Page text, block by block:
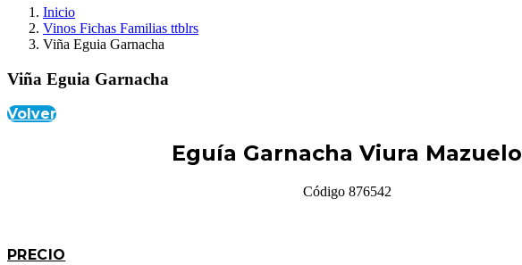
Inicio
Vinos Fichas Familias ttblrs
Viña Eguia Garnacha
Viña Eguia Garnacha
Volver
Eguía Garnacha Viura Mazuelo
Código 876542
PRECIO